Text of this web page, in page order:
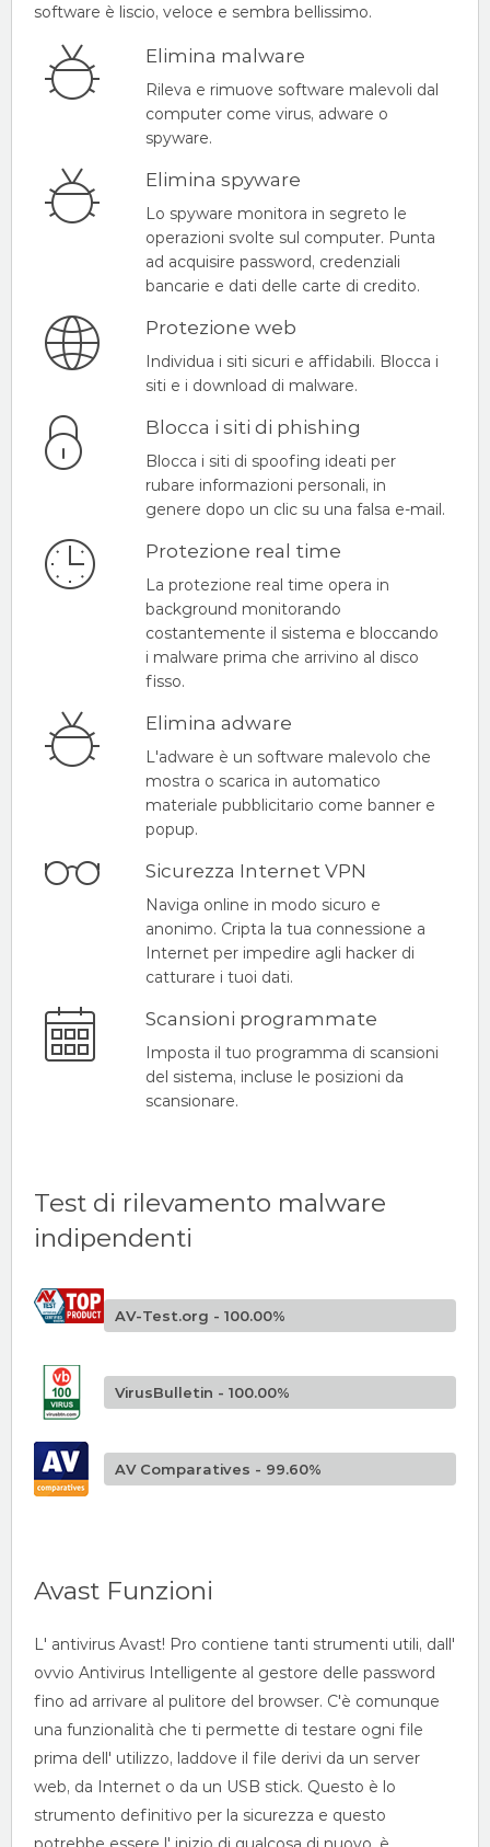
software è liscio, veloce e sembra bellissimo.
Elimina malware
Rileva e rimuove software malevoli dal
computer come virus, adware o
spyware.
Elimina spyware
Lo spyware monitora in segreto le
operazioni svolte sul computer. Punta
ad acquisire password, credenziali
bancarie e dati delle carte di credito.
Protezione web
Individua i siti sicuri e affidabili. Blocca i
siti e i download di malware.
Blocca i siti di phishing
Blocca i siti di spoofing ideati per
rubare informazioni personali, in
genere dopo un clic su una falsa e-mail.
Protezione real time
La protezione real time opera in
background monitorando
costantemente il sistema e bloccando
i malware prima che arrivino al disco
fisso.
Elimina adware
L'adware è un software malevolo che
mostra o scarica in automatico
materiale pubblicitario come banner e
popup.
Sicurezza Internet VPN
Naviga online in modo sicuro e
anonimo. Cripta la tua connessione a
Internet per impedire agli hacker di
catturare i tuoi dati.
Scansioni programmate
Imposta il tuo programma di scansioni
del sistema, incluse le posizioni da
scansionare.
Test di rilevamento malware
indipendenti
AV-Test.org - 100.00%
VirusBulletin - 100.00%
AV Comparatives - 99.60%
Avast Funzioni
L' antivirus Avast! Pro contiene tanti strumenti utili, dall'
ovvio Antivirus Intelligente al gestore delle password
fino ad arrivare al pulitore del browser. C'è comunque
una funzionalità che ti permette di testare ogni file
prima dell' utilizzo, laddove il file derivi da un server
web, da Internet o da un USB stick. Questo è lo
strumento definitivo per la sicurezza e questo